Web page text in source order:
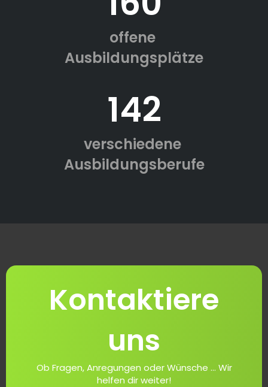
offene
Ausbildungsplätze
142
verschiedene
Ausbildungsberufe
Kontaktiere
uns
Ob Fragen, Anregungen oder Wünsche ... Wir
helfen dir weiter!